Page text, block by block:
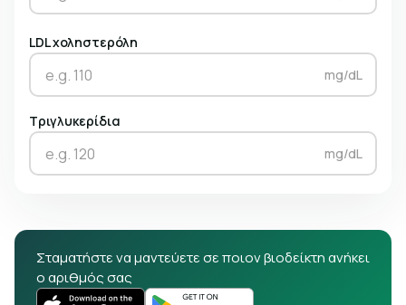
LDL χοληστερόλη
mg/dL
Τριγλυκερίδια
mg/dL
Σταματήστε να μαντεύετε σε ποιον βιοδείκτη ανήκει
ο αριθμός σας